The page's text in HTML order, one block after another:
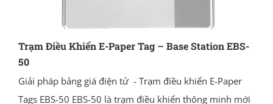
Trạm Điều Khiển E-Paper Tag – Base Station EBS-
50
Giải pháp bảng giá điện tử - Trạm điều khiển E-Paper
Tags EBS-50 EBS-50 là trạm điều khiển thông minh mới